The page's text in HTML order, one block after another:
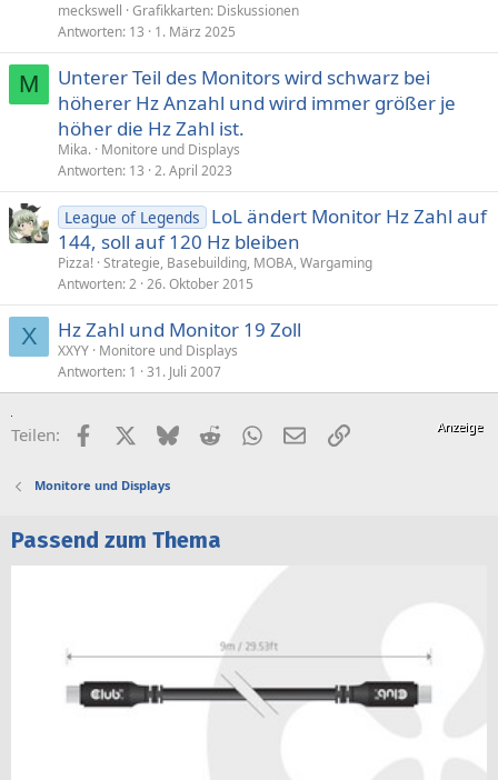
meckswell Grafikkarten: Diskussionen
Antworten 13 1. März 2025
M
Unterer Teil des Monitors wird schwarz bei
höherer Hz Anzahl und wird immer größer je
höher die Hz Zahl ist.
Mika. Monitore und Displays
Antworten 13 2. April 2023
League of Legends
LoL ändert Monitor Hz Zahl auf
144, soll auf 120 Hz bleiben
Pizza! Strategie, Basebuilding, MOBA, Wargaming
Antworten 2 26. Oktober 2015
X Hz Zahl und Monitor 19 Zoll
XXYY Monitore und Displays
Antworten 1 31. Juli 2007
Teilen: FacebookX (Twitter)
BlueskyRedditWhatsApp
E-MailLink
Monitore und Displays
Passend zum Thema